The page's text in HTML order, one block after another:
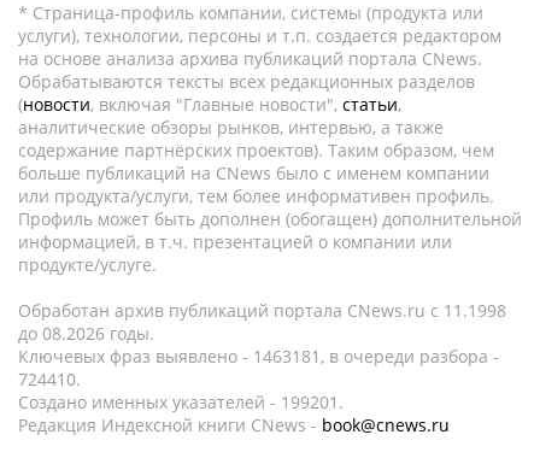
* Страница-профиль компании, системы (продукта или
услуги), технологии, персоны и т.п. создается редактором
на основе анализа архива публикаций портала CNews.
Обрабатываются тексты всех редакционных разделов
(новости, включая "Главные новости", статьи,
аналитические обзоры рынков, интервью, а также
содержание партнёрских проектов). Таким образом, чем
больше публикаций на CNews было с именем компании
или продукта/услуги, тем более информативен профиль.
Профиль может быть дополнен (обогащен) дополнительной
информацией, в т.ч. презентацией о компании или
продукте/услуге.
Обработан архив публикаций портала CNews.ru c 11.1998
до 08.2026 годы.
Ключевых фраз выявлено - 1463181, в очереди разбора -
724410.
Создано именных указателей - 199201.
Редакция Индексной книги CNews - book@cnews.ru